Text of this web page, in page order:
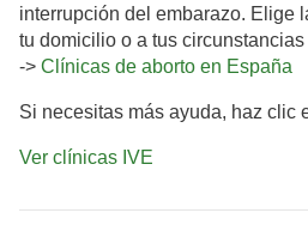
interrupción del embarazo. Elige
tu domicilio o a tus
-> Clínicas de aborto en España
Si necesitas más ayuda, haz clic
Ver clínicas IVE